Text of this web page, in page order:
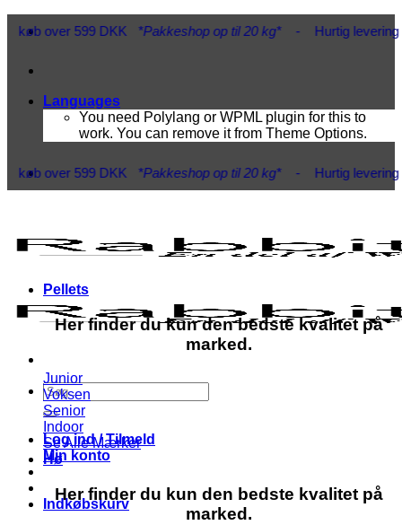
over 599 DKK*Pakkeshop op til 20 kg*- Hurtig levering 1-3
Languages
You need Polylang or WPML plugin for this to
work. You can remove it from Theme Options.
over 599 DKK*Pakkeshop op til 20 kg*- Hurtig levering 1-3
Søg
efter:
Log ind / Tilmeld
Min konto
Indkøbskurv
Pellets
Her finder du kun den bedste kvalitet på
marked.
Junior
Voksen
Senior
Indoor
Se Alle Mærker
Hø
Her finder du kun den bedste kvalitet på
marked.